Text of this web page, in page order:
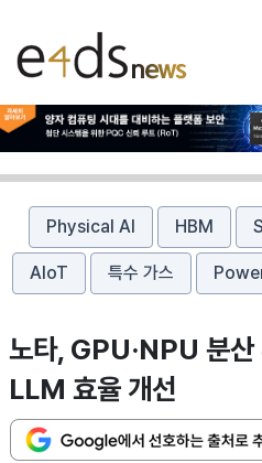
Physical AI HBM
AIoT 특수 가스
노타, GPU·NPU 분
LLM 효율 개선